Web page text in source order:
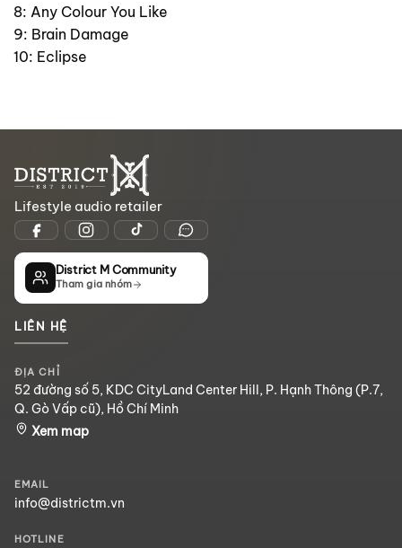
8: Any Colour You Like
9: Brain Damage
10: Eclipse
Lifestyle audio retailer
District M Community
Tham gia nhóm
LIÊN HỆ
ĐỊA CHỈ
52 đường số 5, KDC CityLand Center Hill, P. Hạnh Thông (P.7,
Q. Gò Vấp cũ), Hồ Chí Minh
Xem map
EMAIL
info@districtm.vn
HOTLINE